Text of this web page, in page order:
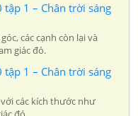
tập 1 – Chân trời sáng
các cạnh còn lại và
giác đó.
tập 1 – Chân trời sáng
các kích thước như